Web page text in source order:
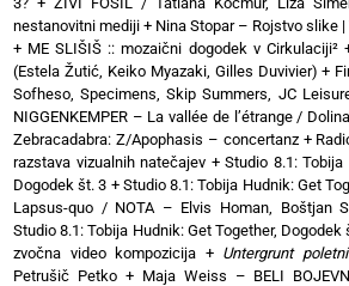
nestanovitni mediji + Nina Stopar – Rojstvo slike
+ ME SLIŠIŠ :: mozaični dogodek v Cirkulaciji²
(Estela Žutić, Keiko Myazaki, Gilles Duvivier) +
Sofheso, Specimens, Skip Summers, JC
NIGGENKEMPER – La vallée de l’étrange /
Zebracadabra: Z/Apophasis – concertanz+
razstava vizualnih natečajev +Studio 8.1: Tobija
Dogodek št. 3 + Studio 8.1: Tobija Hudnik: Get
Lapsus-quo / NOTA – Elvis Homan, Boštjan
Studio 8.1: Tobija Hudnik: Get Together, Dogodek
zvočna video kompozicija + Untergrunt
Petrušič Petko+ Maja Weiss – BELI